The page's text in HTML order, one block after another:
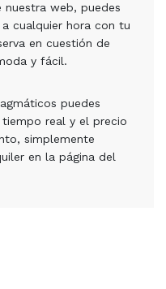
nuestra web, puedes
cualquier hora con tu
en cuestión de
y fácil.
puedes
real y el precio
simplemente
en la página del